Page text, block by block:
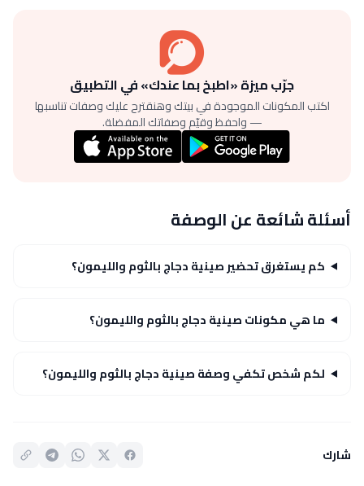
جرّب ميزة «اطبخ بما عندك» في التطبيق
اكتب المكونات الموجودة في بيتك وهنقترح عليك وصفات تناسبها
— واحفظ وقيّم وصفاتك المفضلة.
أسئلة شائعة عن الوصفة
كم يستغرق تحضير صينية دجاج بالثوم والليمون؟
ما هي مكونات صينية دجاج بالثوم والليمون؟
لكم شخص تكفي وصفة صينية دجاج بالثوم والليمون؟
شارك